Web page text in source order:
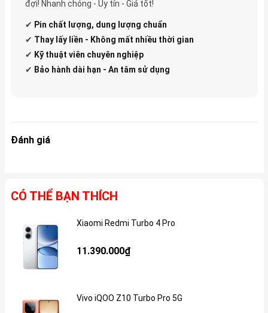
đợi! Nhanh chóng - Uy tín - Giá tốt!
✔ Pin chất lượng, dung lượng chuẩn
✔ Thay lấy liền - Không mất nhiều thời gian
✔ Kỹ thuật viên chuyên nghiệp
✔ Bảo hành dài hạn - An tâm sử dụng
Đánh giá
CÓ THỂ BẠN THÍCH
Xiaomi Redmi Turbo 4 Pro
11.390.000₫
Vivo iQOO Z10 Turbo Pro 5G